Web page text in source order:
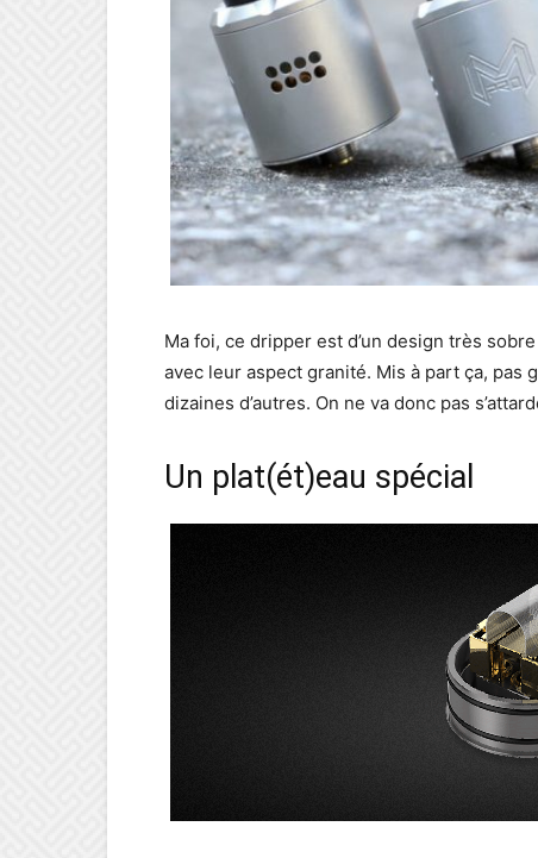
Ma foi, ce dripper est d’un design très
avec leur aspect granité. Mis à part ça, pas
dizaines d’autres. On ne va donc pas
Un plat(ét)eau spécial